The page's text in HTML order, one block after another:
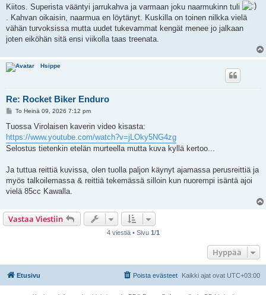
e
s
t
i
Kiitos. Superista vääntyi jarrukahva ja varmaan joku naarmukinn tuli
. Kahvan oikaisin, naarmua en löytänyt. Kuskilla on toinen nilkka vielä
vähän turvoksissa mutta uudet tukevammat kengät menee jo jalkaan
joten eiköhän sitä ensi viikolla taas treenata.
Hsippe
Re: Rocket Biker Enduro
V
e
t
i
To Heinä 09, 2026 7:12 pm
Tuossa Virolaisen kaverin video kisasta:
https://www.youtube.com/watch?v=jLOky5NG4zg
Selostus tietenkin etelän murteella mutta kuva kyllä kertoo...
Ja tuttua reittiä kuvissa, olen tuolla paljon käynyt ajamassa perusreittiä ja
myös talkoilemassa & reittiä tekemässä silloin kun nuorempi isäntä ajoi
vielä 85cc Kawalla.
Vastaa Viestiin
4 viestiä • Sivu 1/1
Hyppää
Etusivu Kaikki ajat ovat UTC+03:00
Poista evästeet